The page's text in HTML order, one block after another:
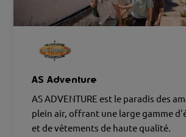
AS Adventure
AS ADVENTURE est le paradis des
plein air, offrant une large gamme
et de vêtements de haute qualité.